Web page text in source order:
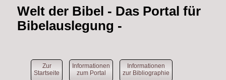
Welt der Bibel - Das Portal für
Bibelauslegung -
Zur
Startseite
Informationen
zum Portal
Informationen
zur Bibliographie